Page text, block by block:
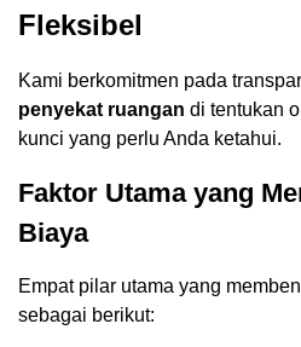
Fleksibel
Kami berkomitmen pada
penyekat ruangan di tentukan
kunci yang perlu Anda ketahui.
Faktor Utama yang
Biaya
Empat pilar utama yang
sebagai berikut: